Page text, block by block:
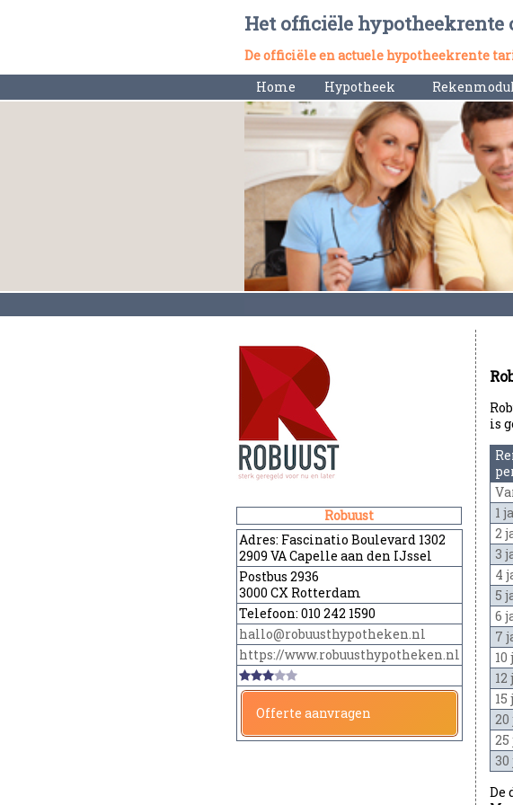
Het officiële hypotheekrente
De officiële en actuele hypotheekrente
Home
Hypotheek
Robuust
Adres: Fascinatio Boulevard 1302
2909 VA Capelle aan den IJssel
Postbus 2936
3000 CX Rotterdam
Telefoon: 010 242 1590
hallo@robuusthypotheken.nl
https://www.robuusthypotheken.nl
Offerte aanvragen
is
1
2
3
4
5
6
7
De